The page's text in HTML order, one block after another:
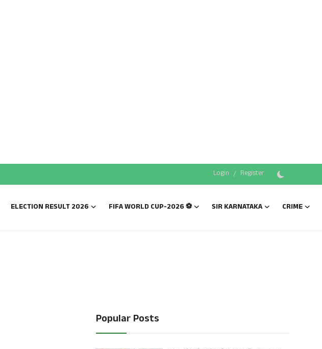
Login / Register
ELECTION RESULT 2026 FIFA WORLD CUP-2026 ⚽ SIR KARNATAKA CRIME
Popular Posts